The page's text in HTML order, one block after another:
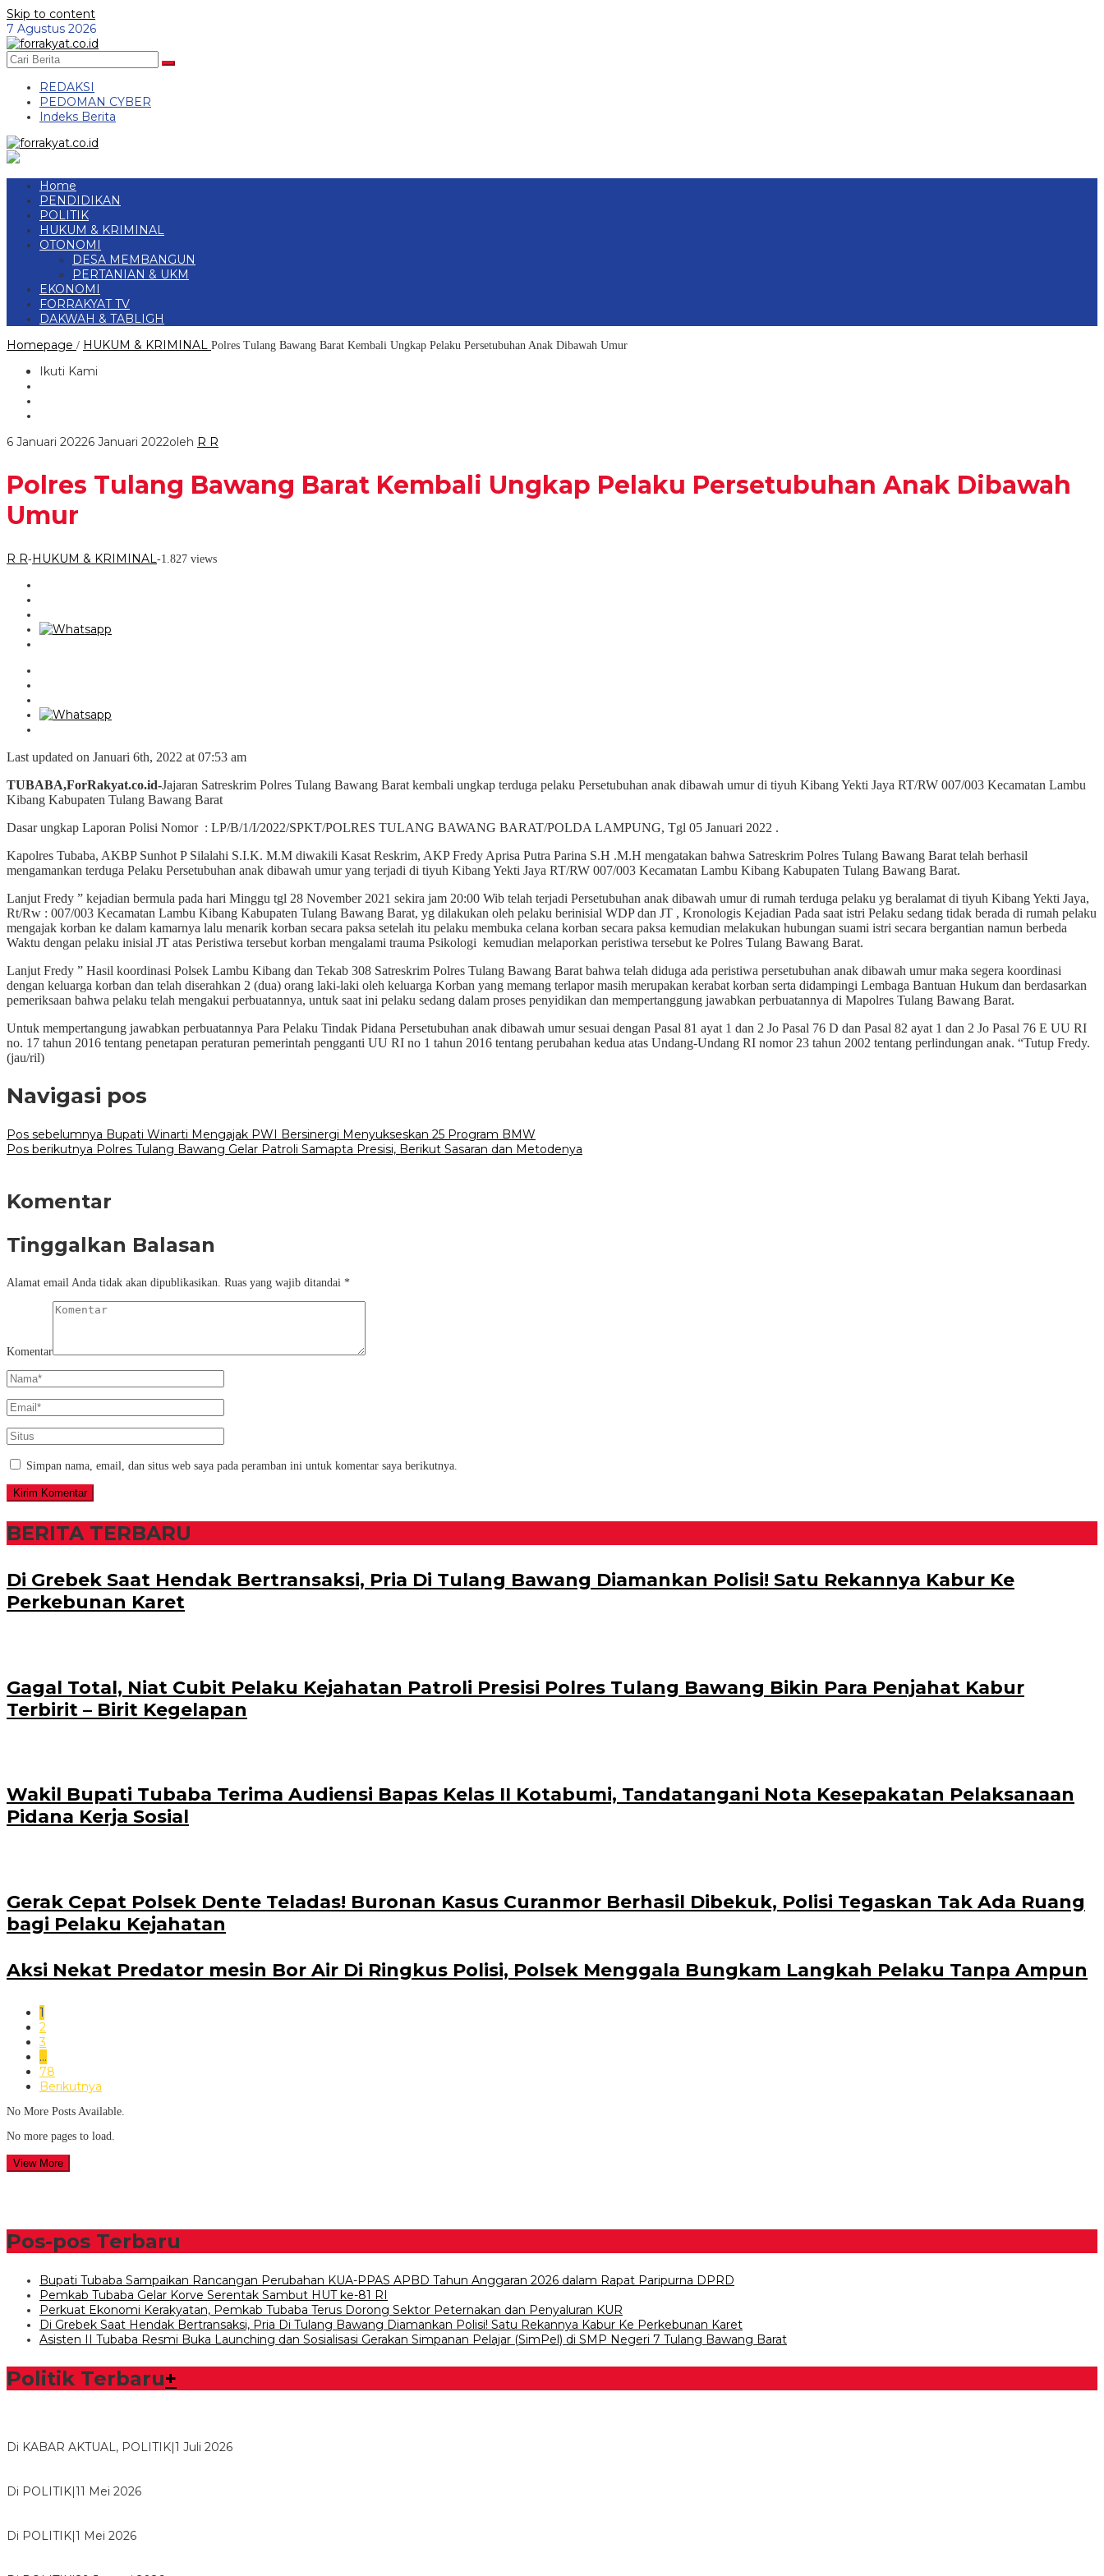
Skip to content
7 Agustus 2026
REDAKSI
PEDOMAN CYBER
Indeks Berita
Home
PENDIDIKAN
POLITIK
HUKUM & KRIMINAL
OTONOMI
DESA MEMBANGUN
PERTANIAN & UKM
EKONOMI
FORRAKYAT TV
DAKWAH & TABLIGH
Homepage / HUKUM & KRIMINAL Polres Tulang Bawang Barat Kembali Ungkap Pelaku Persetubuhan Anak Dibawah Umur
Ikuti Kami
6 Januari 20226 Januari 2022oleh R R
Polres Tulang Bawang Barat Kembali Ungkap Pelaku Persetubuhan Anak Dibawah
Umur
R R-HUKUM & KRIMINAL-1.827 views
Last updated on Januari 6th, 2022 at 07:53 am
TUBABA,ForRakyat.co.id-Jajaran Satreskrim Polres Tulang Bawang Barat kembali ungkap terduga pelaku Persetubuhan anak dibawah umur di tiyuh Kibang Yekti Jaya RT/RW 007/003 Kecamatan Lambu
Kibang Kabupaten Tulang Bawang Barat
Dasar ungkap Laporan Polisi Nomor : LP/B/1/I/2022/SPKT/POLRES TULANG BAWANG BARAT/POLDA LAMPUNG, Tgl 05 Januari 2022 .
Kapolres Tubaba, AKBP Sunhot P Silalahi S.I.K. M.M diwakili Kasat Reskrim, AKP Fredy Aprisa Putra Parina S.H .M.H mengatakan bahwa Satreskrim Polres Tulang Bawang Barat telah berhasil
mengamankan terduga Pelaku Persetubuhan anak dibawah umur yang terjadi di tiyuh Kibang Yekti Jaya RT/RW 007/003 Kecamatan Lambu Kibang Kabupaten Tulang Bawang Barat.
Lanjut Fredy ” kejadian bermula pada hari Minggu tgl 28 November 2021 sekira jam 20:00 Wib telah terjadi Persetubuhan anak dibawah umur di rumah terduga pelaku yg beralamat di tiyuh Kibang Yekti Jaya,
Rt/Rw : 007/003 Kecamatan Lambu Kibang Kabupaten Tulang Bawang Barat, yg dilakukan oleh pelaku berinisial WDP dan JT , Kronologis Kejadian Pada saat istri Pelaku sedang tidak berada di rumah pelaku
mengajak korban ke dalam kamarnya lalu menarik korban secara paksa setelah itu pelaku membuka celana korban secara paksa kemudian melakukan hubungan suami istri secara bergantian namun berbeda
Waktu dengan pelaku inisial JT atas Peristiwa tersebut korban mengalami trauma Psikologi kemudian melaporkan peristiwa tersebut ke Polres Tulang Bawang Barat.
Lanjut Fredy ” Hasil koordinasi Polsek Lambu Kibang dan Tekab 308 Satreskrim Polres Tulang Bawang Barat bahwa telah diduga ada peristiwa persetubuhan anak dibawah umur maka segera koordinasi
dengan keluarga korban dan telah diserahkan 2 (dua) orang laki-laki oleh keluarga Korban yang memang terlapor masih merupakan kerabat korban serta didampingi Lembaga Bantuan Hukum dan berdasarkan
pemeriksaan bahwa pelaku telah mengakui perbuatannya, untuk saat ini pelaku sedang dalam proses penyidikan dan mempertanggung jawabkan perbuatannya di Mapolres Tulang Bawang Barat.
Untuk mempertangung jawabkan perbuatannya Para Pelaku Tindak Pidana Persetubuhan anak dibawah umur sesuai dengan Pasal 81 ayat 1 dan 2 Jo Pasal 76 D dan Pasal 82 ayat 1 dan 2 Jo Pasal 76 E UU RI
no. 17 tahun 2016 tentang penetapan peraturan pemerintah pengganti UU RI no 1 tahun 2016 tentang perubahan kedua atas Undang-Undang RI nomor 23 tahun 2002 tentang perlindungan anak. “Tutup Fredy.
(jau/ril)
Navigasi pos
Pos sebelumnya Bupati Winarti Mengajak PWI Bersinergi Menyukseskan 25 Program BMW
Pos berikutnya Polres Tulang Bawang Gelar Patroli Samapta Presisi, Berikut Sasaran dan Metodenya
Komentar
Tinggalkan Balasan
Alamat email Anda tidak akan dipublikasikan. Ruas yang wajib ditandai *
Komentar
Simpan nama, email, dan situs web saya pada peramban ini untuk komentar saya berikutnya.
BERITA TERBARU
Di Grebek Saat Hendak Bertransaksi, Pria Di Tulang Bawang Diamankan Polisi! Satu Rekannya Kabur Ke
Perkebunan Karet
Gagal Total, Niat Cubit Pelaku Kejahatan Patroli Presisi Polres Tulang Bawang Bikin Para Penjahat Kabur
Terbirit – Birit Kegelapan
Wakil Bupati Tubaba Terima Audiensi Bapas Kelas II Kotabumi, Tandatangani Nota Kesepakatan Pelaksanaan
Pidana Kerja Sosial
Gerak Cepat Polsek Dente Teladas! Buronan Kasus Curanmor Berhasil Dibekuk, Polisi Tegaskan Tak Ada Ruang
bagi Pelaku Kejahatan
Aksi Nekat Predator mesin Bor Air Di Ringkus Polisi, Polsek Menggala Bungkam Langkah Pelaku Tanpa Ampun
1
2
3
…
78
Berikutnya
No More Posts Available.
No more pages to load.
View More
Pos-pos Terbaru
Bupati Tubaba Sampaikan Rancangan Perubahan KUA-PPAS APBD Tahun Anggaran 2026 dalam Rapat Paripurna DPRD
Pemkab Tubaba Gelar Korve Serentak Sambut HUT ke-81 RI
Perkuat Ekonomi Kerakyatan, Pemkab Tubaba Terus Dorong Sektor Peternakan dan Penyaluran KUR
Di Grebek Saat Hendak Bertransaksi, Pria Di Tulang Bawang Diamankan Polisi! Satu Rekannya Kabur Ke Perkebunan Karet
Asisten II Tubaba Resmi Buka Launching dan Sosialisasi Gerakan Simpanan Pelajar (SimPel) di SMP Negeri 7 Tulang Bawang Barat
Politik Terbaru+
Di KABAR AKTUAL, POLITIK|1 Juli 2026
Di POLITIK|11 Mei 2026
Di POLITIK|1 Mei 2026